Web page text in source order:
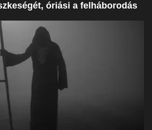
óriási a felháborodás